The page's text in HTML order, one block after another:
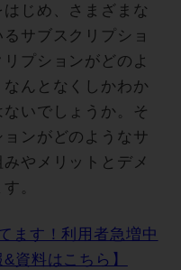
じめ、さまざまな
サブスクリプショ
プションがどのよ
んとなくしかわか
いでしょうか。そ
ンがどのようなサ
やメリットとデメ
。
ます！利用者急増中
資料はこちら】